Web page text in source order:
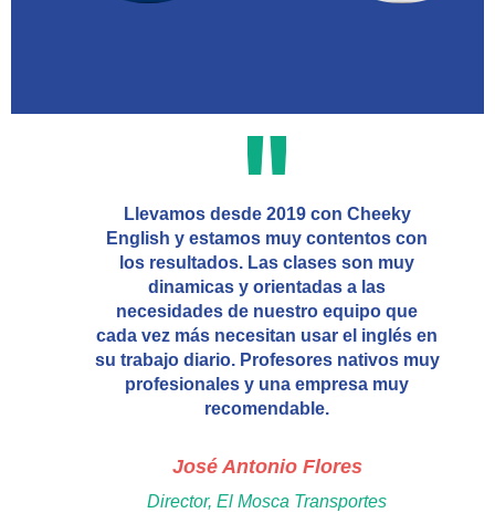
Llevamos desde 2019 con Cheeky
English y estamos muy contentos con
los resultados. Las clases son muy
dinamicas y orientadas a las
necesidades de nuestro equipo que
cada vez más necesitan usar el inglés en
su trabajo diario. Profesores nativos muy
profesionales y una empresa muy
recomendable.
José Antonio Flores
Director, El Mosca Transportes